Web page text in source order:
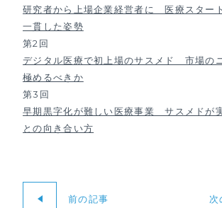
研究者から上場企業経営者に 医療スター
一貫した姿勢
第2回
デジタル医療で初上場のサスメド 市場の
極めるべきか
第3回
早期黒字化が難しい医療事業 サスメドが
との向き合い方
前の記事 次